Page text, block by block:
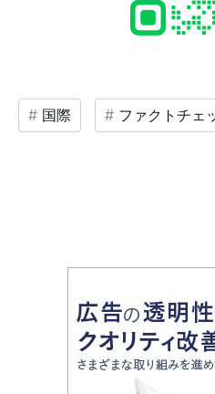
国際 ファクトチェ